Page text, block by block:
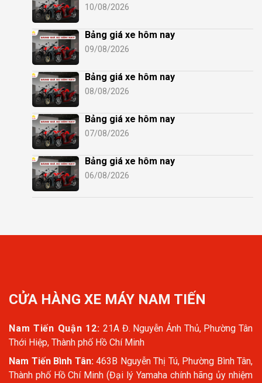
10/08/2026
Bảng giá xe hôm nay
09/08/2026
Bảng giá xe hôm nay
08/08/2026
Bảng giá xe hôm nay
07/08/2026
Bảng giá xe hôm nay
06/08/2026
CỬA HÀNG XE MÁY NAM TIẾN
Nam Tiến Quận 12: 21A Đ. Nguyễn Ảnh Thủ, Phường Tân
Thới Hiệp, Thành phố Hồ Chí Minh
Nam Tiến Bình Tân:463B Nguyễn Thị Tú, Phường Bình Tân,
Thành phố Hồ Chí Minh (Đại lý Yamaha chính hãng ủy nhiệm